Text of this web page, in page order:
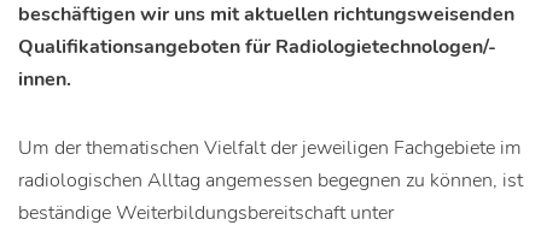
beschäftigen wir uns mit aktuellen richtungsweisenden
Qualifikationsangeboten für Radiologietechnologen/-
innen.
Um der thematischen Vielfalt der jeweiligen Fachgebiete im
radiologischen Alltag angemessen begegnen zu können, ist
beständige Weiterbildungsbereitschaft unter